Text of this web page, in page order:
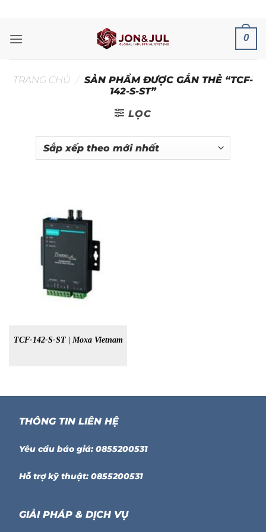
nội
0
TRANG CHỦ / SẢN PHẨM ĐƯỢC GẮN THẺ “TCF-
142-S-ST”
LỌC
TCF-142-S-ST | Moxa Vietnam
THÔNG TIN LIÊN HỆ
Yêu cầu báo giá: 0855200531
Hỗ trợ kỹ thuật: 0855200531
GIẢI PHÁP & DỊCH VỤ